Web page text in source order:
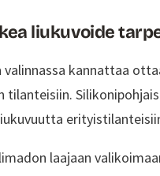
liukuvoide
valinnassa kannattaa
tilanteisiin.
laajaan